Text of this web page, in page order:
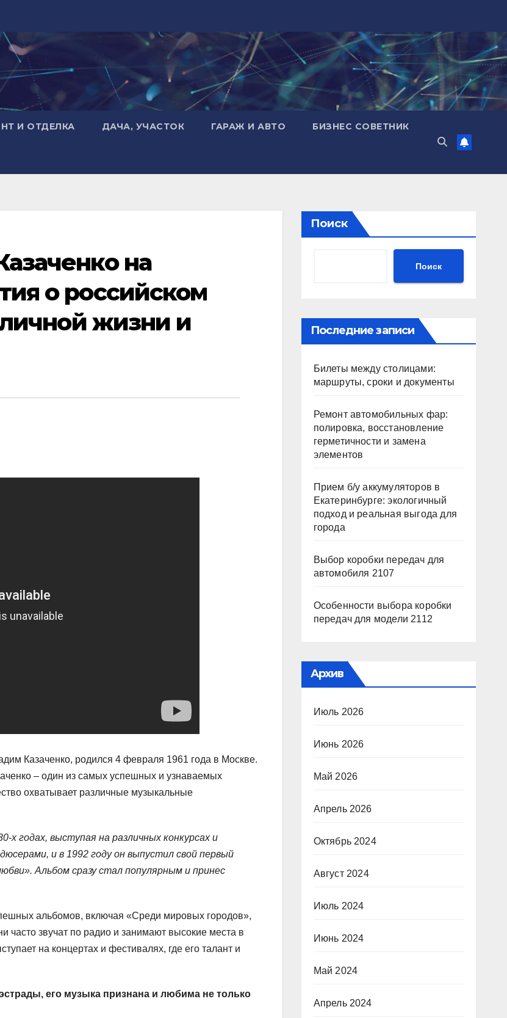
И ОТДЕЛКА ДАЧА, УЧАСТОК ГАРАЖ И АВТО БИЗНЕС СОВЕТНИК
на
о российском
жизни и
Казаченко, родился 4 февраля 1961 года в Москве.
– один из самых успешных и узнаваемых
охватывает различные музыкальные
х годах, выступая на различных конкурсах и
и в 1992 году он выпустил свой первый
Альбом сразу стал популярным и принес
альбомов, включая «Среди мировых городов»,
часто звучат по радио и занимают высокие места в
на концертах и фестивалях, где его талант и
его музыка признана и любима не только
Поиск
Поиск
Последние записи
Билеты между столицами:
маршруты, сроки и документы
Ремонт автомобильных фар:
полировка, восстановление
герметичности и замена
элементов
Прием б/у аккумуляторов в
Екатеринбурге: экологичный
подход и реальная выгода для
города
Выбор коробки передач для
автомобиля 2107
Особенности выбора коробки
передач для модели 2112
Архив
Июль 2026
Июнь 2026
Май 2026
Апрель 2026
Октябрь 2024
Август 2024
Июль 2024
Июнь 2024
Май 2024
Апрель 2024